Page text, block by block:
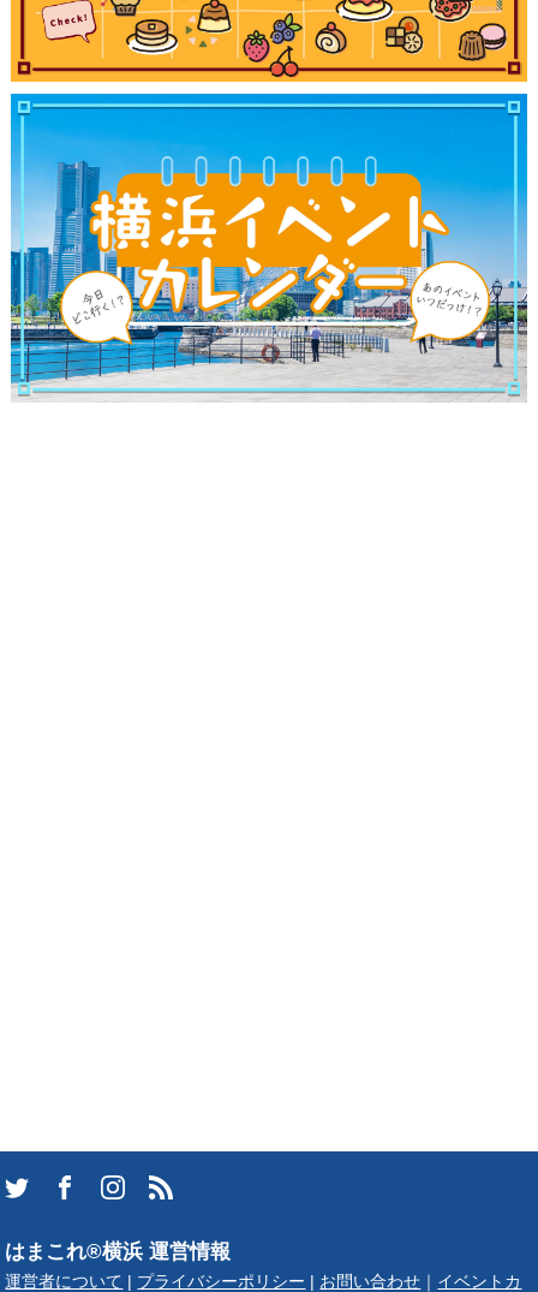
はまこれ®横浜 運営情報
運営者について プライバシーポリシー お問い合わせ イベントカ